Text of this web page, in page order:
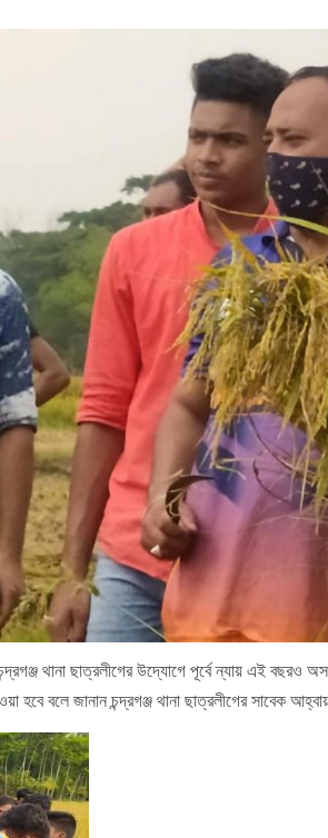
থানা ছাত্রলীগের উদ্যোগে পূর্বে ন্যায় এই বছরও
হবে বলে জানান চন্দ্রগঞ্জ থানা ছাত্রলীগের সাবেক